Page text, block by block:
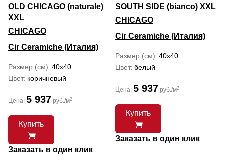
OLD CHICAGO (naturale)
XXL
CHICAGO
Cir Ceramiche (Италия)
Размер (см) 40x40
Цвет коричневый
Цена: 5 937 руб./м2
Купить
Заказать в один клик
SOUTH SIDE (bianco) XXL
CHICAGO
Cir Ceramiche (Италия)
Размер (см) 40x40
Цвет белый
Цена: 5 937 руб./м2
Купить
Заказать в один клик